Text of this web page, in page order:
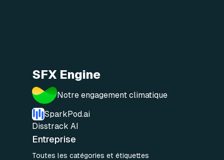
SFX Engine
Notre engagement climatique
SparkPod.ai
Disstrack AI
Entreprise
Toutes les catégories et étiquettes